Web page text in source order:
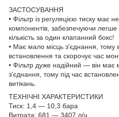
ЗАСТОСУВАННЯ
• Фільтр із регуляцією тиску має
компонентів, забезпечуючи
кількість за один клапанний бокс!
• Має мало місць з'єднання, тому
встановлення та скорочує час
• Фільтр дуже надійний — він має
з'єднання, тому під час
витікань.
ТЕХНІЧНІ ХАРАКТЕРИСТИКИ
Тиск: 1,4 — 10,3 бара
Витрата: 681 ― 3407 л/ч